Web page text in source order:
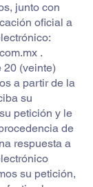
junto con
oficial a
.
20 (veinte)
a partir de la
su
petición y le
de
respuesta a
su petición,